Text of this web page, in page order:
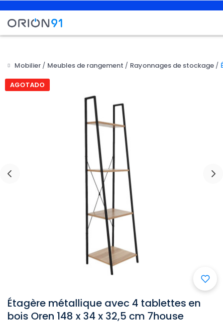
Mobilier Meubles de rangement Rayonnages de stockage
AGOTADO

Étagère métallique avec 4 tablettes en
bois Oren 148 x 34 x 32,5 cm 7house